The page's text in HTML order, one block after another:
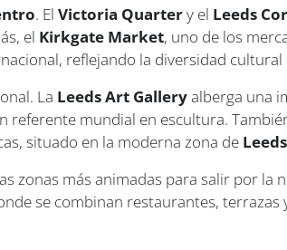
. ElVictoria Quartery el Leeds
el Kirkgate Market, uno de los
reflejando la diversidad cultural
La Leeds Art Galleryalberga una
referente mundial en escultura.
situado en la moderna zona de
zonas más animadas para salir por la
se combinan restaurantes,